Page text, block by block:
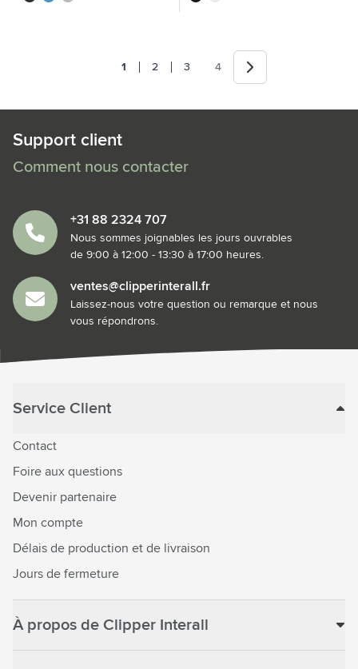
Vous lisez actuellement la page
1 Page
2 Page
3 Page
4 Suivant
Support client
Comment nous contacter
+31 88 2324 707
Nous sommes joignables les jours ouvrables
de 9:00 à 12:00 - 13:30 à 17:00 heures.
ventes@clipperinterall.fr
Laissez-nous votre question ou remarque et nous
vous répondrons.
Service Client
Contact
Foire aux questions
Devenir partenaire
Mon compte
Délais de production et de livraison
Jours de fermeture
À propos de Clipper Interall